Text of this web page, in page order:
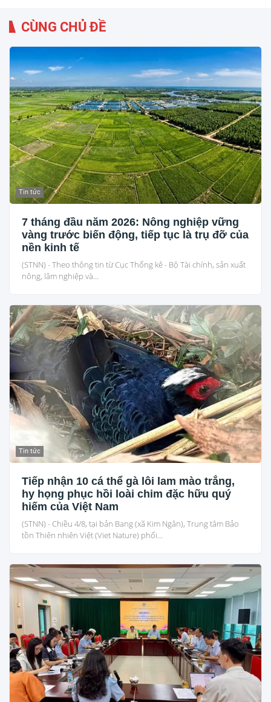
CÙNG CHỦ ĐỀ
Tin tức
7 tháng đầu năm 2026: Nông nghiệp vững
vàng trước biến động, tiếp tục là trụ đỡ của
nền kinh tế
(STNN) - Theo thông tin từ Cục Thống kê - Bộ Tài chính, sản xuất
nông, lâm nghiệp và...
Tin tức
Tiếp nhận 10 cá thể gà lôi lam mào trắng,
hy họng phục hồi loài chim đặc hữu quý
hiếm của Việt Nam
(STNN) - Chiều 4/8, tại bản Bang (xã Kim Ngân), Trung tâm Bảo
tồn Thiên nhiên Việt (Viet Nature) phối...